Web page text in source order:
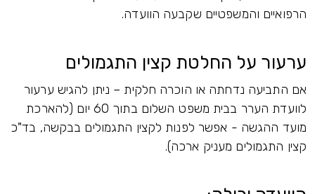
הרפואיים והמשפטיים שקבעה הוועדה.
ערעור על החלטת קצין התגמולים
אם התביעה נדחתה או הוכרה חלקית – ניתן להגיש ערעור
לוועדת הערר בבית משפט השלום בתוך 60 יום (להארכת
מועד ההגשה - אפשר לפנות לקצין התגמולים בבקשה, בד"כ
קצין התגמולים מעניק ארכה).